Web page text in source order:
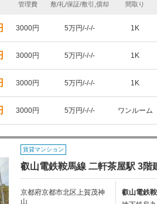
管理費 敷/礼/保証/敷引,償却 間取り
3000円 5万円/-/-/- 1K
3000円 5万円/-/-/- 1K
3000円 5万円/-/-/- 1K
3000円 5万円/-/-/- ワンルーム
賃貸マンション
叡山電鉄鞍馬線 二軒茶屋駅 3階
京都府京都市北区上賀茂神
山
叡山電鉄